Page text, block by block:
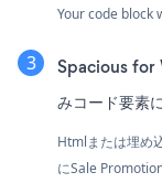
Your code block
Spacious for
みコード要素
Htmlまたは埋め
にSale